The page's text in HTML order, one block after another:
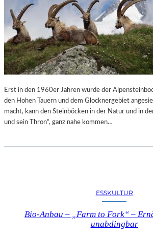
Erst in den 1960er Jahren wurde der
den Hohen Tauern und dem Glocknergebiet
macht, kann den Steinböcken in der Natur und in
und sein Thron“, ganz nahe kommen…
ESSKULTUR
Bio-Anbau – „Farm to Fork“ –
unabdingbar